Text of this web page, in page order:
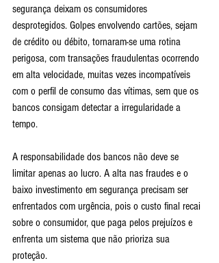
segurança deixam os consumidores
desprotegidos. Golpes envolvendo cartões, sejam
de crédito ou débito, tornaram-se uma rotina
perigosa, com transações fraudulentas ocorrendo
em alta velocidade, muitas vezes incompatíveis
com o perfil de consumo das vítimas, sem que os
bancos consigam detectar a irregularidade a
tempo.
A responsabilidade dos bancos não deve se
limitar apenas ao lucro. A alta nas fraudes e o
baixo investimento em segurança precisam ser
enfrentados com urgência, pois o custo final recai
sobre o consumidor, que paga pelos prejuízos e
enfrenta um sistema que não prioriza sua
proteção.